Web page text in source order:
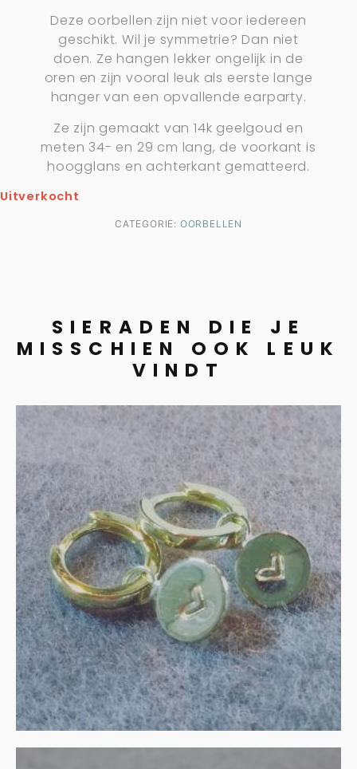
Deze oorbellen zijn niet voor iedereen
geschikt. Wil je symmetrie? Dan niet
doen. Ze hangen lekker ongelijk in de
oren en zijn vooral leuk als eerste lange
hanger van een opvallende earparty.
Ze zijn gemaakt van 14k geelgoud en
meten 34- en 29 cm lang, de voorkant is
hoogglans en achterkant gematteerd.
Uitverkocht
CATEGORIE: OORBELLEN
SIERADEN DIE JE
MISSCHIEN OOK LEUK
VINDT
Vergulde creolen met 14 ct
gouden bedels
€135.00
IN WINKELMAND